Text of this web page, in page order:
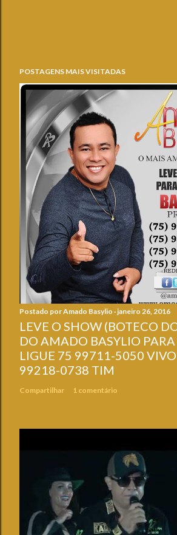
POSTAGENS MAIS VISITADAS
Postado porAmado Basylio janeiro 26, 2016
LEVE O SHOW (BOTECO
DO AMADO BASYLIO
LIGUE 75 99711-5050
99218-0738 TIM
Compartilhar 1 comentário